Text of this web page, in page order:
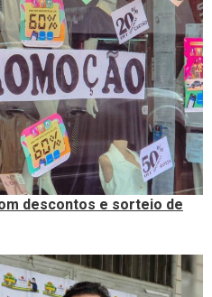
descontos e sorteio de